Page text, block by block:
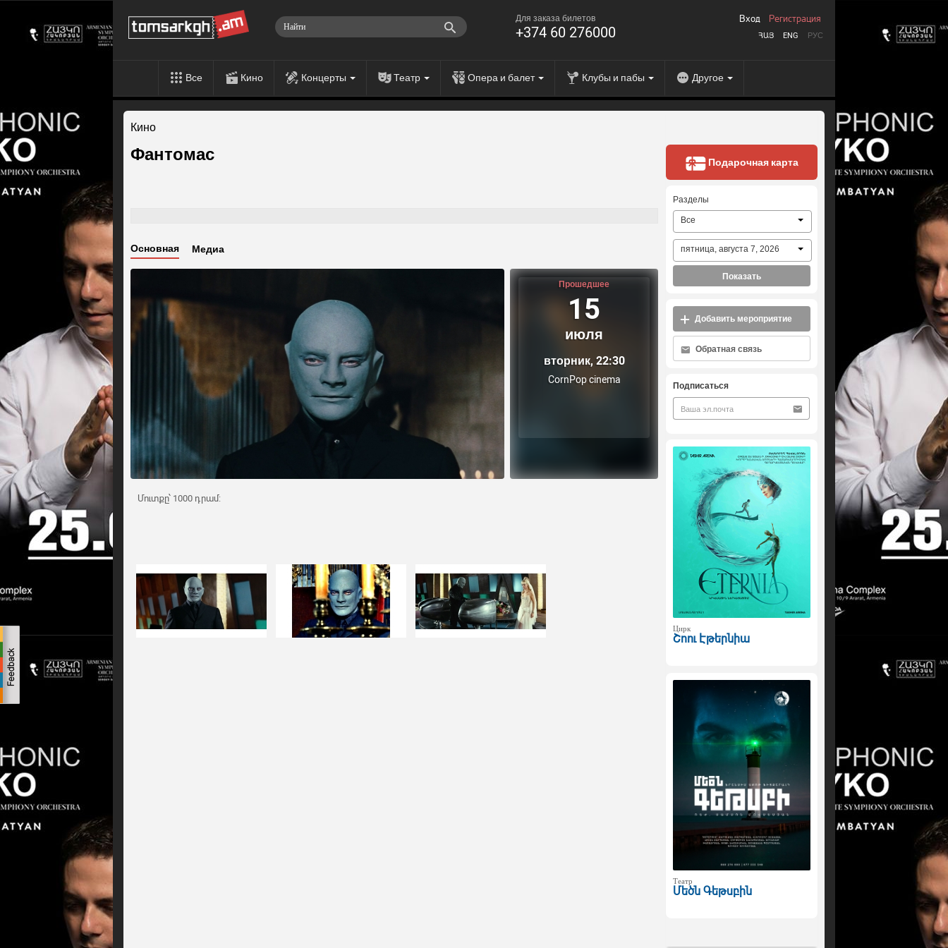
Для заказа билетов
+374 60 276000 ՀԱՅ ENG РУС
Вход Регистрация
Все Кино Концерты Театр Опера и балет Клубы и пабы Другое
Кино
Фантомас
Основная Медиа
Прошедшее
15
июля
вторник, 22:30
CornPop cinema
Մուտքը՝ 1000 դրամ:
Подарочная карта
Разделы
Все
пятница, августа 7, 2026
Показать
Добавить мероприятие
Обратная связь
Подписаться
Цирк
Շոու Էթերնիա
Театр
Մեծն Գեթսբին